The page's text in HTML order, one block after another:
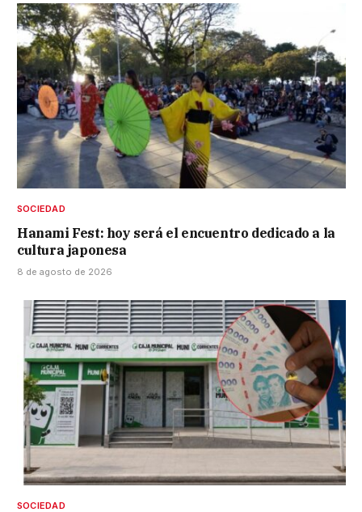
SOCIEDAD
Hanami Fest: hoy será el encuentro dedicado a la
cultura japonesa
8 de agosto de 2026
SOCIEDAD